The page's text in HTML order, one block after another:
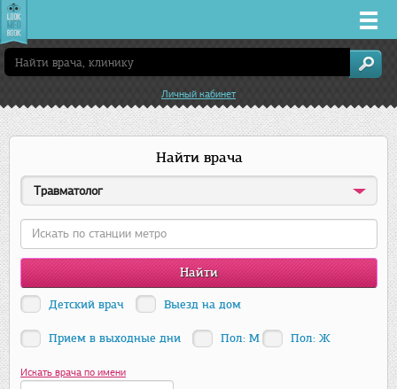
Врачи
Клиники
Лекарства
Акции
Услуги
Казань
Личный кабинет
Найти врача
Травматолог
Детский врач Выезд на дом
Прием в выходные дни Пол: М Пол: Ж
Искать врача по имени